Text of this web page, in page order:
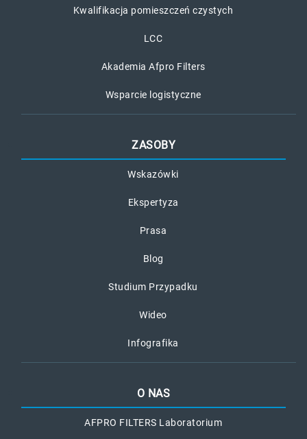
Kwalifikacja pomieszczeń czystych
LCC
Akademia Afpro Filters
Wsparcie logistyczne
ZASOBY
Wskazówki
Ekspertyza
Prasa
Blog
Studium Przypadku
Wideo
Infografika
O NAS
AFPRO FILTERS Laboratorium